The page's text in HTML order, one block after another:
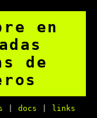
en
de
docs links